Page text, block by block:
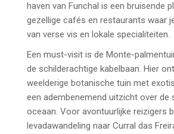
haven van Funchal is een bruisende
gezellige cafés en restaurants waar
van verse vis en lokale specialiteiten.
Een must-visit is de Monte-
de schilderachtige kabelbaan. Hier
weelderige botanische tuin met
een adembenemend uitzicht over de
oceaan. Voor avontuurlijke reizigers
levadawandeling naar Curral das